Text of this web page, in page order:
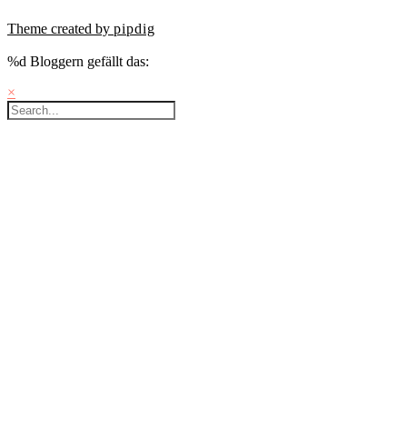
Theme created by pipdig
%d Bloggern gefällt das:
×